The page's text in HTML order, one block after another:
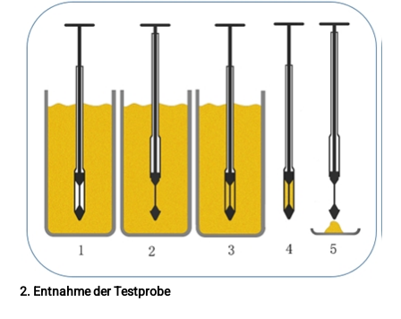
2. Entnahme der Testprobe